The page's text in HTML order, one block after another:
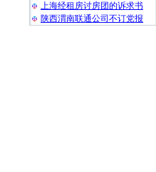
上海经租房讨房团的诉求书
陕西渭南联通公司不订党报